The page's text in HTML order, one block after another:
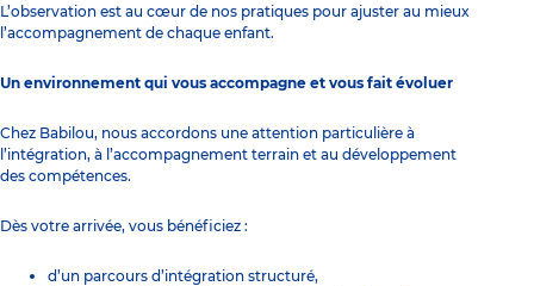
L’observation est au cœur de nos pratiques pour ajuster au mieux
l’accompagnement de chaque enfant.
Un environnement qui vous accompagne et vous fait évoluer
Chez Babilou, nous accordons une attention particulière à
l’intégration, à l’accompagnement terrain et au développement
des compétences.
Dès votre arrivée, vous bénéficiez :
d’un parcours d’intégration structuré,